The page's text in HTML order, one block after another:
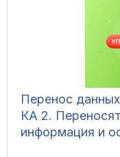
Перенос
КА 2.
информация и